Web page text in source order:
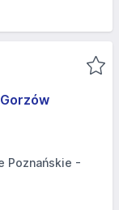
Poznańskie -